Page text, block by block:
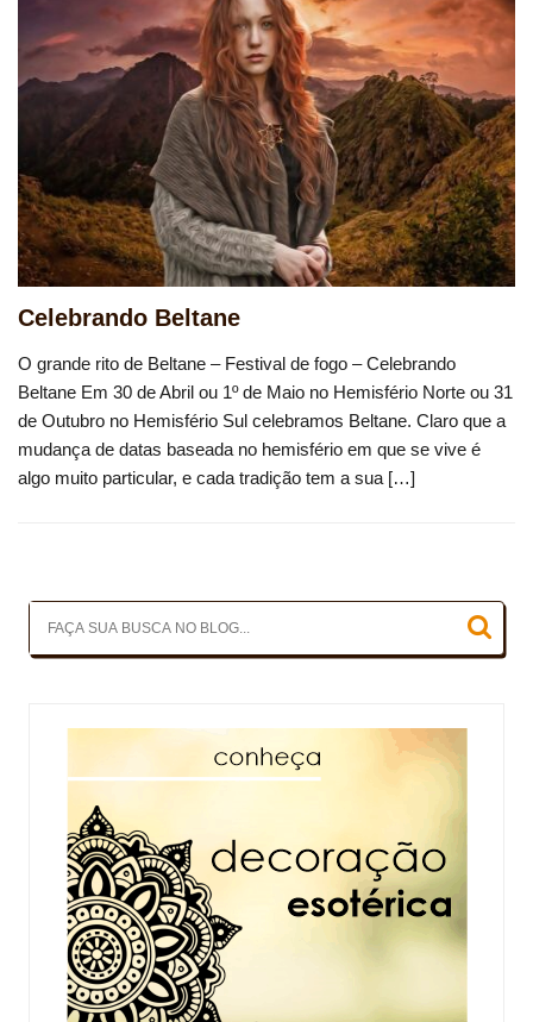
Celebrando Beltane
O grande rito de Beltane – Festival de fogo – Celebrando
Beltane Em 30 de Abril ou 1º de Maio no Hemisfério Norte ou 31
de Outubro no Hemisfério Sul celebramos Beltane. Claro que a
mudança de datas baseada no hemisfério em que se vive é
algo muito particular, e cada tradição tem a sua […]